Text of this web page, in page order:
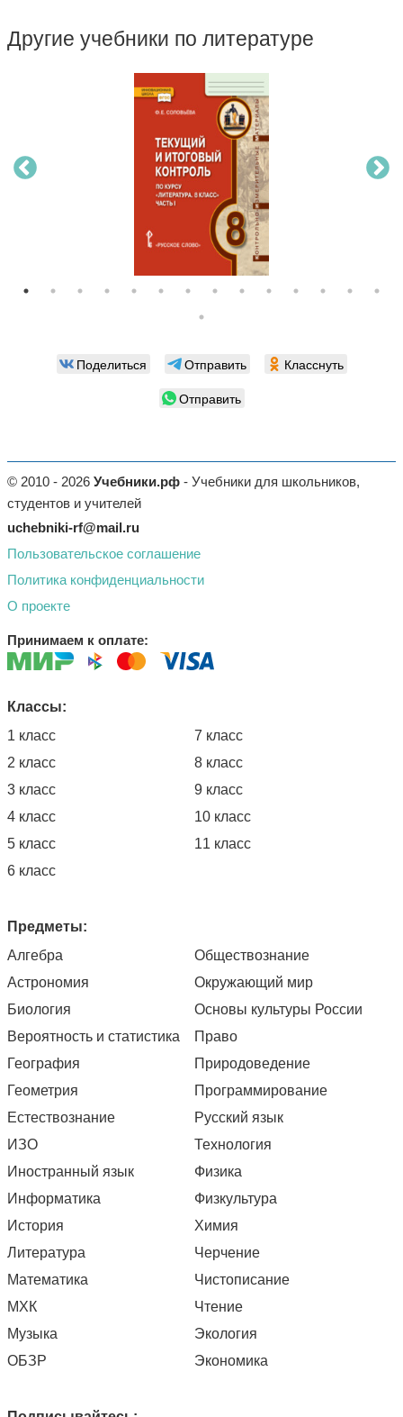
Другие учебники по литературе
Поделиться Отправить
Класснуть
Отправить
© 2010 - 2026 Учебники.рф - Учебники для школьников,
студентов и учителей
uchebniki-rf@mail.ru
Пользовательское соглашение
Политика конфиденциальности
О проекте
Принимаем к оплате:
Классы:
1 класс
2 класс
3 класс
4 класс
5 класс
6 класс
7 класс
8 класс
9 класс
10 класс
11 класс
Предметы:
Алгебра
Астрономия
Биология
Вероятность и статистика
География
Геометрия
Естествознание
ИЗО
Иностранный язык
Информатика
История
Литература
Математика
МХК
Музыка
ОБЗР
Обществознание
Окружающий мир
Основы культуры России
Право
Природоведение
Программирование
Русский язык
Технология
Физика
Физкультура
Химия
Черчение
Чистописание
Чтение
Экология
Экономика